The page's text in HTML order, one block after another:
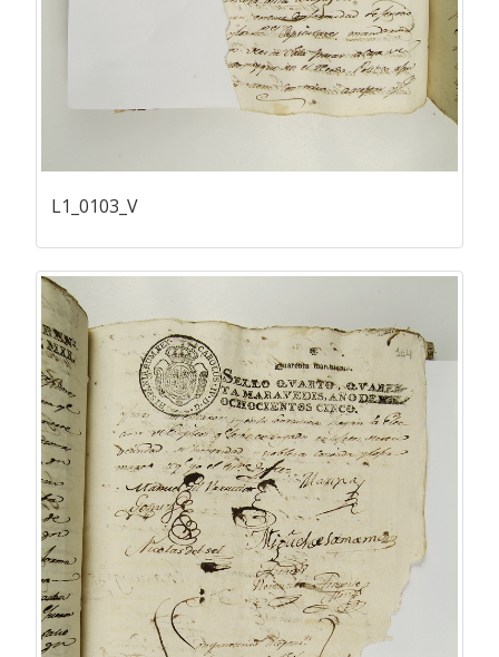
L1_0103_V